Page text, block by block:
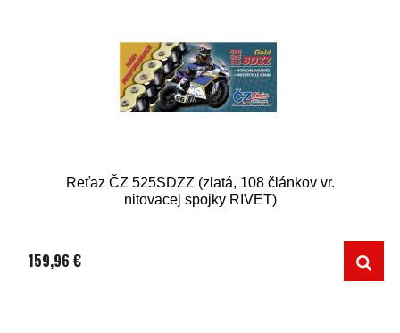
Reťaz ČZ 525SDZZ (zlatá, 108 článkov vr.
nitovacej spojky RIVET)
159,96 €